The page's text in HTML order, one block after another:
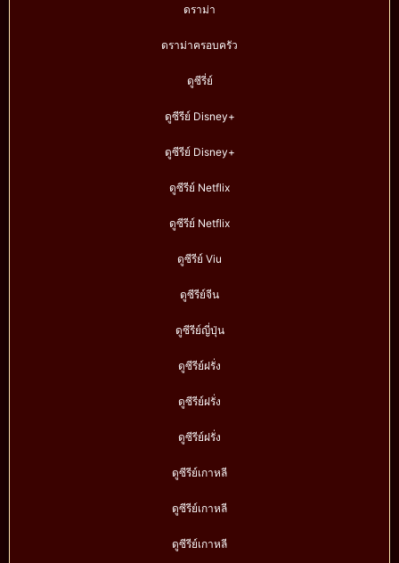
ดราม่า
ดราม่าครอบครัว
ดูซีรี่ย์
ดูซีรีย์ Disney+
ดูซีรีย์ Disney+
ดูซีรีย์ Netflix
ดูซีรีย์ Netflix
ดูซีรีย์ Viu
ดูซีรีย์จีน
ดูซีรีย์ญี่ปุ่น
ดูซีรีย์ฝรั่ง
ดูซีรีย์ฝรั่ง
ดูซีรีย์ฝรั่ง
ดูซีรีย์เกาหลี
ดูซีรีย์เกาหลี
ดูซีรีย์เกาหลี